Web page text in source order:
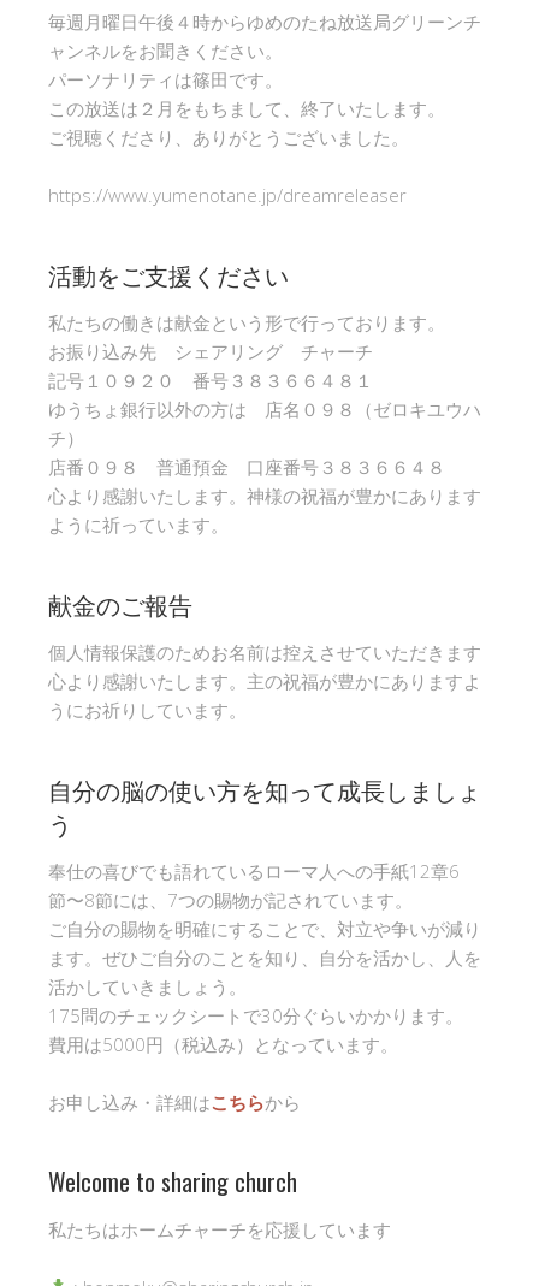
毎週月曜日午後４時からゆめのたね放送局グリーンチ
ャンネルをお聞きください。
パーソナリティは篠田です。
この放送は２月をもちまして、終了いたします。
ご視聴くださり、ありがとうございました。
https://www.yumenotane.jp/dreamreleaser
活動をご支援ください
私たちの働きは献金という形で行っております。
お振り込み先 シェアリング チャーチ
記号１０９２０ 番号３８３６６４８１
ゆうちょ銀行以外の方は 店名０９８（ゼロキユウハ
チ）
店番０９８ 普通預金 口座番号３８３６６４８
心より感謝いたします。神様の祝福が豊かにあります
ように祈っています。
献金のご報告
個人情報保護のためお名前は控えさせていただきます
心より感謝いたします。主の祝福が豊かにありますよ
うにお祈りしています。
自分の脳の使い方を知って成長しましょ
う
奉仕の喜びでも語れているローマ人への手紙12章6
節〜8節には、7つの賜物が記されています。
ご自分の賜物を明確にすることで、対立や争いが減り
ます。ぜひご自分のことを知り、自分を活かし、人を
活かしていきましょう。
175問のチェックシートで30分ぐらいかかります。
費用は5000円（税込み）となっています。
お申し込み・詳細はこちらから
Welcome to sharing church
私たちはホームチャーチを応援しています